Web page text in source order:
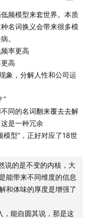
一个人）
频模型来套世界。本质
名词换义会带来很多模
。
率更高
高
象，分解人性和公司运
”
同的名词翻来覆去去解
是一种冗余
模型”，正好对应了18世
说的是不变的内核，大
能带来不同维度的信息
和体味的厚度是增强了
，能自圆其说，那是这